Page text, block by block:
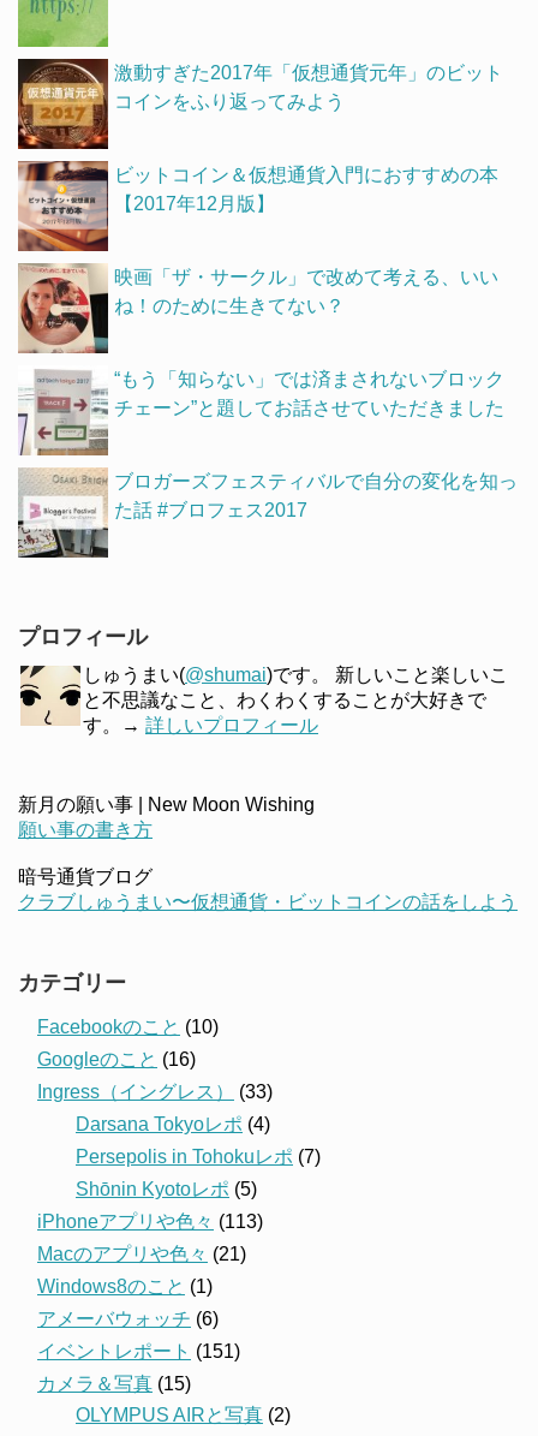
激動すぎた2017年「仮想通貨元年」のビット
コインをふり返ってみよう
ビットコイン＆仮想通貨入門におすすめの本
【2017年12月版】
映画「ザ・サークル」で改めて考える、いい
ね！のために生きてない？
“もう「知らない」では済まされないブロック
チェーン”と題してお話させていただきました
ブロガーズフェスティバルで自分の変化を知っ
た話 #ブロフェス2017
プロフィール
しゅうまい(@shumai)です。 新しいこと楽しいこ
と不思議なこと、わくわくすることが大好きで
す。→ 詳しいプロフィール
新月の願い事 | New Moon Wishing
願い事の書き方
暗号通貨ブログ
クラブしゅうまい〜仮想通貨・ビットコインの話をしよう
カテゴリー
Facebookのこと (10)
Googleのこと (16)
Ingress（イングレス）
(33)
Darsana Tokyoレポ (4)
Persepolis in Tohokuレポ (7)
Shōnin Kyotoレポ (5)
iPhoneアプリや色々 (113)
Macのアプリや色々 (21)
Windows8のこと (1)
アメーバウォッチ (6)
イベントレポート (151)
カメラ＆写真 (15)
OLYMPUS AIRと写真 (2)